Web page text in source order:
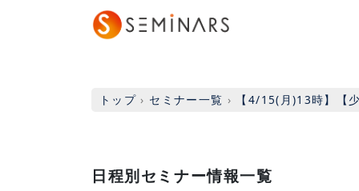
トップ › セミナー一覧 › 【4/15(月)13時】【
日程別セミナー情報一覧